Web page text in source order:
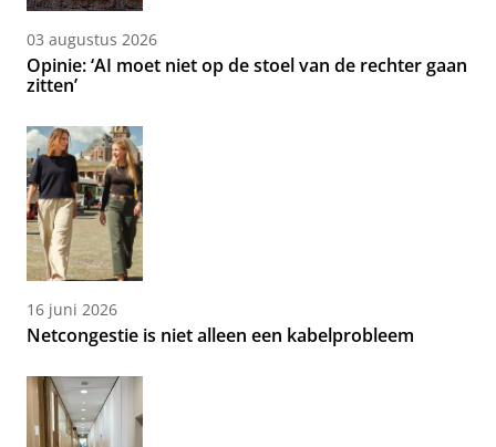
03 augustus 2026
Opinie: ‘AI moet niet op de stoel van de rechter gaan
zitten’
16 juni 2026
Netcongestie is niet alleen een kabelprobleem